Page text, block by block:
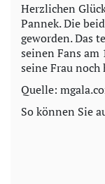
Herzlichen
Pannek. Die
geworden. Das
seinen Fans
seine Frau noch
Quelle:
So können Sie